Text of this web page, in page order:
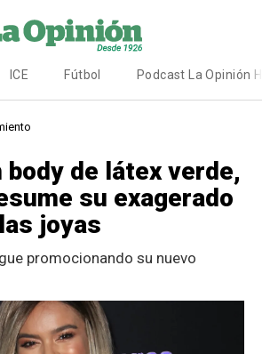
ICE Fútbol Podcast La Opinión
body de látex verde,
su exagerado
joyas
promocionando su nuevo